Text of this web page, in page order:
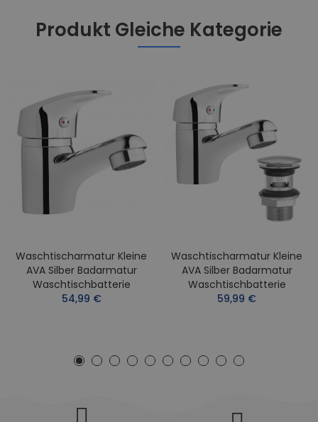
Produkt Gleiche Kategorie
Waschtischarmatur Kleine
AVA Silber Badarmatur
Waschtischbatterie
54,99 €
Waschtischarmatur Kleine
AVA Silber Badarmatur
Waschtischbatterie
59,99 €